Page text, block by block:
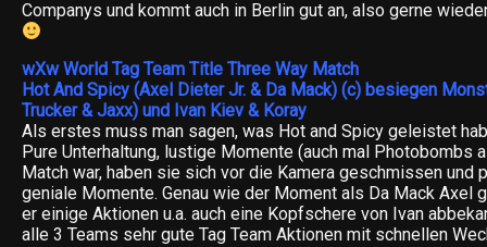
Companys und kommt auch in Berlin gut an, also gerne
wXw World Tag Team Title Three Way Match
Hot And Spicy (Axel Dieter Jr. & Da Mack) (c) besiegen
Trucker & Jaxx) und Ivan Kiev & Koray
Als erstes muss man sagen, was Hot and Spicy geleistet
Pure Unterhaltung, lustige Momente (auch mal Photobombs
Match war, haben sie sich vor die Kamera geschmissen und
geniale Momente. Genau wie der Moment als Da Mack Axel
er einige Aktionen u.a. auch eine Kopfschere von Ivan
alle 3 Teams sehr gute Tag Team Aktionen mit schnellen